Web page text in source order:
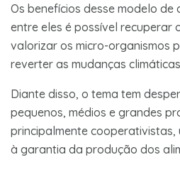
Os benefícios desse modelo de
entre eles é possível recuperar
valorizar os micro-organismos
reverter as mudanças
Diante disso, o tema tem
pequenos, médios e grandes
principalmente
à garantia da produção dos